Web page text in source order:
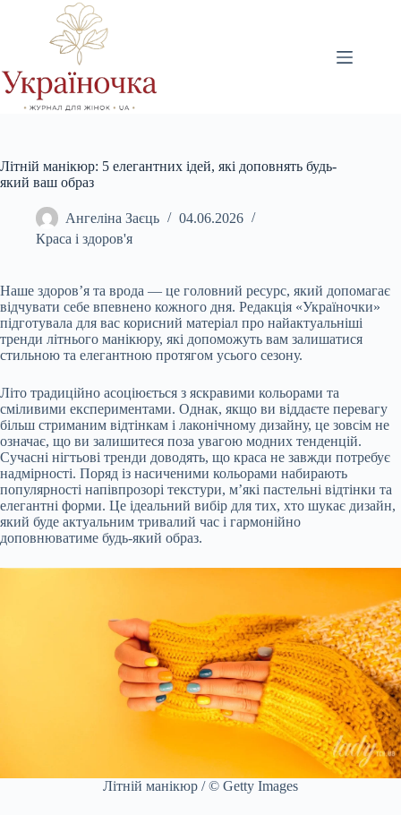
Літній манікюр: 5 елегантних ідей, які доповнять будь-
який ваш образ
Ангеліна Заєць
04.06.2026
Краса і здоров'я
Наше здоров’я та врода — це головний ресурс, який допомагає
відчувати себе впевнено кожного дня. Редакція «Україночки»
підготувала для вас корисний матеріал про найактуальніші
тренди літнього манікюру, які допоможуть вам залишатися
стильною та елегантною протягом усього сезону.
Літо традиційно асоціюється з яскравими кольорами та
сміливими експериментами. Однак, якщо ви віддаєте перевагу
більш стриманим відтінкам і лаконічному дизайну, це зовсім не
означає, що ви залишитеся поза увагою модних тенденцій.
Сучасні нігтьові тренди доводять, що краса не завжди потребує
надмірності. Поряд із насиченими кольорами набирають
популярності напівпрозорі текстури, м’які пастельні відтінки та
елегантні форми. Це ідеальний вибір для тих, хто шукає дизайн,
який буде актуальним тривалий час і гармонійно
доповнюватиме будь-який образ.
Літній манікюр / © Getty Images